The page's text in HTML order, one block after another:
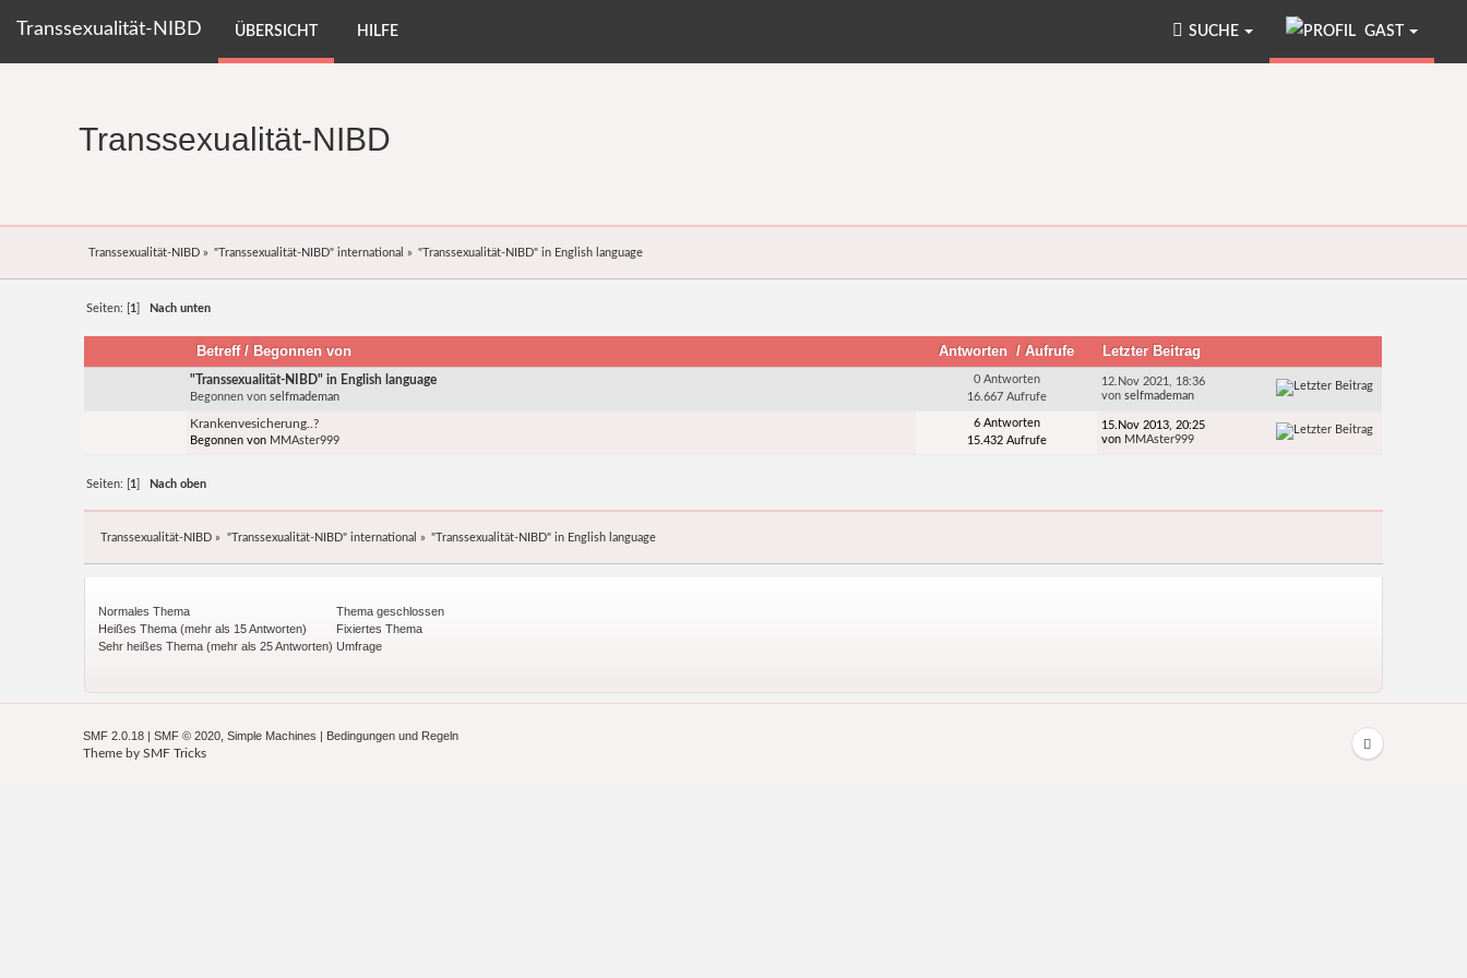
Transsexualität-NIBD ÜBERSICHT HILFE GAST
SUCHE
Transsexualität-NIBD
Transsexualität-NIBD» "Transsexualität-NIBD" international » "Transsexualität-NIBD" in English language
Seiten: [ 1 Nach unten
Betreff/Begonnen von Antworten /Aufrufe Letzter Beitrag
"Transsexualität-NIBD" in English language
Begonnen vonselfmademan
0 Antworten
16.667 Aufrufe
12.Nov 2021, 18:36
vonselfmademan
Krankenvesicherung..?
Begonnen von MMAster999
6 Antworten
15.432 Aufrufe
15.Nov 2013, 20:25
von MMAster999
Seiten: [ 1 Nach oben
Transsexualität-NIBD » "Transsexualität-NIBD" international » "Transsexualität-NIBD" in English language
Normales Thema
Heißes Thema (mehr als 15 Antworten)
Sehr heißes Thema (mehr als 25 Antworten)
Thema geschlossen
Fixiertes Thema
Umfrage
SMF 2.0.18 |SMF © 2020,Simple Machines
Bedingungen und Regeln
Theme bySMF Tricks